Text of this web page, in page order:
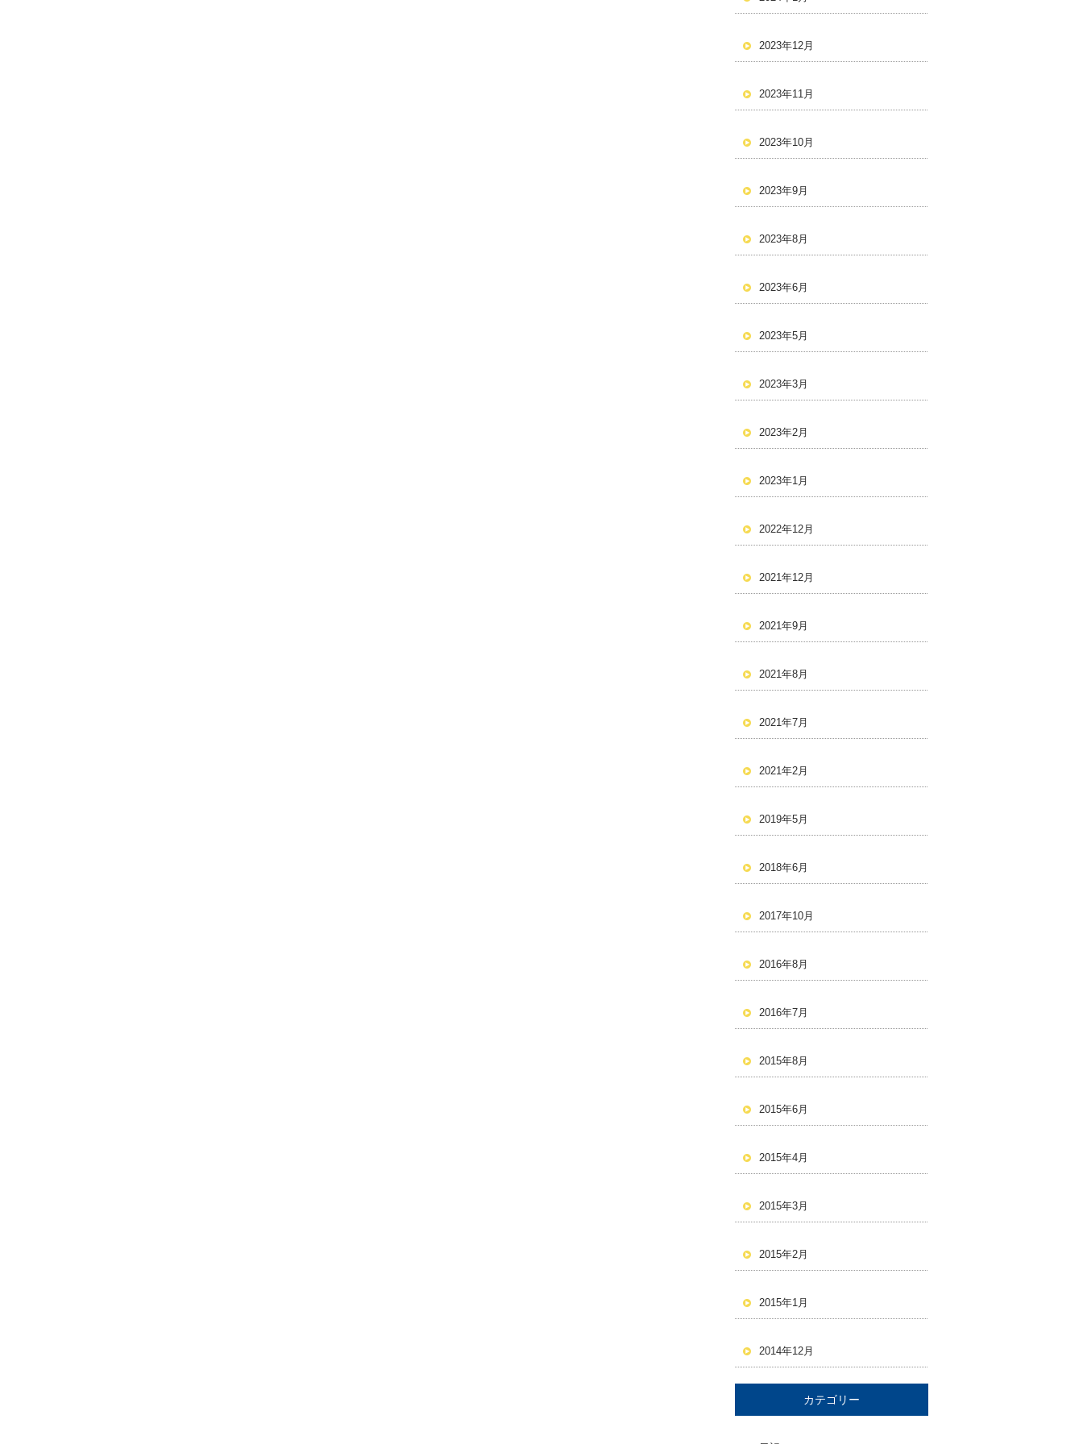
2023年12月
2023年11月
2023年10月
2023年9月
2023年8月
2023年6月
2023年5月
2023年3月
2023年2月
2023年1月
2022年12月
2021年12月
2021年9月
2021年8月
2021年7月
2021年2月
2019年5月
2018年6月
2017年10月
2016年8月
2016年7月
2015年8月
2015年6月
2015年4月
2015年3月
2015年2月
2015年1月
2014年12月
カテゴリー